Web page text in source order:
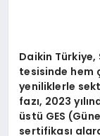
Daikin
tesisinde hem
yeniliklerle sekt
fazı, 2023
üstü GES (G
sertifikası